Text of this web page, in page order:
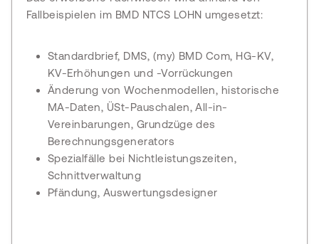
Fallbeispielen im BMD NTCS LOHN umgesetzt:
Standardbrief, DMS, (my) BMD Com, HG-KV,
KV-Erhöhungen und -Vorrückungen
Änderung von Wochenmodellen, historische
MA-Daten, ÜSt-Pauschalen, All-in-
Vereinbarungen, Grundzüge des
Berechnungsgenerators
Spezialfälle bei Nichtleistungszeiten,
Schnittverwaltung
Pfändung, Auswertungsdesigner